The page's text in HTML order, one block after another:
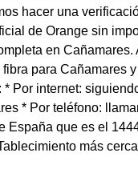
hacer una
de Orange sin
en
para Cañamares
Por internet:
* Por teléfono:
que es el
más